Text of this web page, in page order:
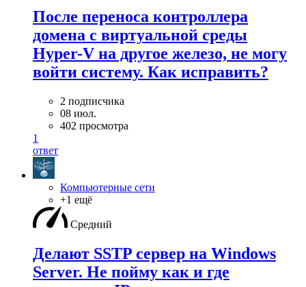
После переноса контроллера
домена с виртуальной среды
Hyper-V на другое железо, не могу
войти систему. Как исправить?
2 подписчика
08 июл.
402 просмотра
1
ответ
Компьютерные сети
+1 ещё
Средний
Делают SSTP сервер на Windows
Server. Не пойму как и где